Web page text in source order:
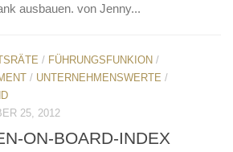
ausbauen. von Jenny...
/ FÜHRUNGSFUNKION /
/ UNTERNEHMENSWERTE /
25, 2012
ON-BOARD-INDEX